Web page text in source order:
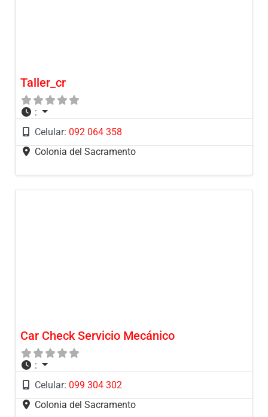
Taller_cr
:
Celular: 092 064 358
Colonia del Sacramento
Car Check Servicio Mecánico
:
Celular: 099 304 302
Colonia del Sacramento